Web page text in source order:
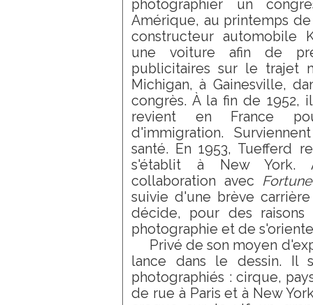
photographier un
Amérique, au printemps
constructeur automobile
une voiture afin de
publicitaires sur le trajet
Michigan, à Gainesville,
congrès. À la fin de 1952,
revient en France
d'immigration.
santé. En 1953, Tuefferd
s'établit à New York.
collaboration avec Fortune
suivie d'une brève
décide, pour des raisons
photographie et de
Privé de son moyen
lance dans le dessin. Il
photographiés : cirque,
de rue à Paris et à New